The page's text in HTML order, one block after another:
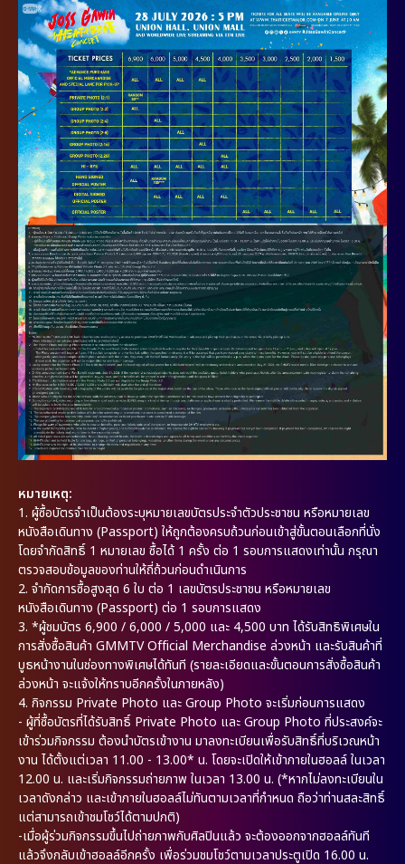
หมายเหตุ:
1. ผู้ซื้อบัตรจำเป็นต้องระบุหมายเลขบัตรประจำตัวประชาชน หรือหมายเลข
หนังสือเดินทาง (Passport) ให้ถูกต้องครบถ้วนก่อนเข้าสู่ขั้นตอนเลือกที่นั่ง
โดยจำกัดสิทธิ์ 1 หมายเลข ซื้อได้ 1 ครั้ง ต่อ 1 รอบการแสดงเท่านั้น กรุณา
ตรวจสอบข้อมูลของท่านให้ถี่ถ้วนก่อนดำเนินการ
2. จำกัดการซื้อสูงสุด 6 ใบ ต่อ 1 เลขบัตรประชาชน หรือหมายเลข
หนังสือเดินทาง (Passport) ต่อ 1 รอบการแสดง
3. *ผู้ชมบัตร 6,900 / 6,000 / 5,000 และ 4,500 บาท ได้รับสิทธิพิเศษใน
การสั่งซื้อสินค้า GMMTV Official Merchandise ล่วงหน้า และรับสินค้าที่
บูธหน้างานในช่องทางพิเศษได้ทันที (รายละเอียดและขั้นตอนการสั่งซื้อสินค้า
ล่วงหน้า จะแจ้งให้ทราบอีกครั้งในภายหลัง)
4. กิจกรรม Private Photo และ Group Photo จะเริ่มก่อนการแสดง
- ผู้ที่ซื้อบัตรที่ได้รับสิทธิ์ Private Photo และ Group Photo ที่ประสงค์จะ
เข้าร่วมกิจกรรม ต้องนำบัตรเข้างาน มาลงทะเบียนเพื่อรับสิทธิ์ที่บริเวณหน้า
งาน ได้ตั้งแต่เวลา 11.00 - 13.00* น. โดยจะเปิดให้เข้าภายในฮอลล์ ในเวลา
12.00 น. และเริ่มกิจกรรมถ่ายภาพ ในเวลา 13.00 น. (*หากไม่ลงทะเบียนใน
เวลาดังกล่าว และเข้าภายในฮอลล์ไม่ทันตามเวลาที่กำหนด ถือว่าท่านสละสิทธิ์
แต่สามารถเข้าชมโชว์ได้ตามปกติ)
-เมื่อผู้ร่วมกิจกรรมขึ้นไปถ่ายภาพกับศิลปินแล้ว จะต้องออกจากฮอลล์ทันที
แล้วจึงกลับเข้าฮอลล์อีกครั้ง เพื่อร่วมชมโชว์ตามเวลาประตูเปิด 16.00 น.